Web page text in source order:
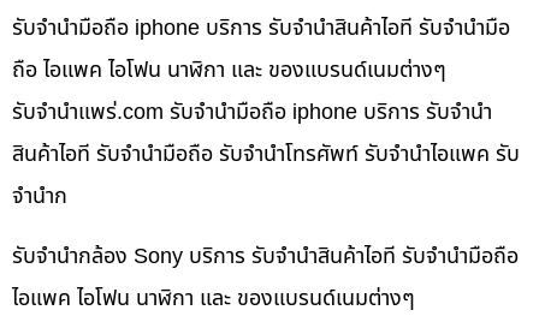
รับจำนำมือถือ iphone บริการ รับจำนำสินค้าไอที รับจำนำมือ
ถือ ไอแพค ไอโฟน นาฬิกา และ ของแบรนด์เนมต่างๆ
รับจํานําแพร่.com รับจำนำมือถือ iphone บริการ รับจำนำ
สินค้าไอที รับจำนำมือถือ รับจำนำโทรศัพท์ รับจำนำไอแพค รับ
จำนำก
รับจำนำกล้อง Sony บริการ รับจำนำสินค้าไอที รับจำนำมือถือ
ไอแพค ไอโฟน นาฬิกา และ ของแบรนด์เนมต่างๆ